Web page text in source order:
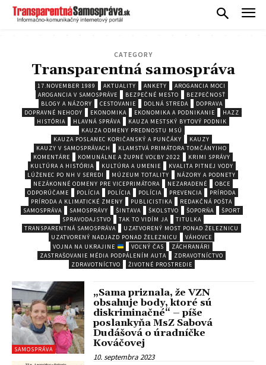
CATEGORY
Transparentná samospráva
17.NOVEMBER 1989 AKTUALITY ANKETY
AROGANCIA MOCI
AROGANCIA V SAMOSPRÁVE
BEZPEČNÉ MESTO
BEZPEČNOSŤ
BLOGY A NÁZORY
CESTOVANIE DOLNÁ STREDA
DOPRAVA
DOPRAVNÉ NEHODY
EKONOMIKA EKONOMIKA A PODNIKANIE
HAZZ
HISTÓRIA
HLAVNÁ SPRÁVA
KAUZA MESTSKÝ BYTOVÝ PODNIK
KAUZA ODMENY PREDNOSTU MSÚ
KAUZA POSLANEC KORIČANSKÝ A PUNČÁKY
KAUZY
KAUZY V SAMOSPRÁVACH
KLAMSTVÁ PRIMÁTORA TOMČÁNYIHO
KOMENTÁRE
KOMUNÁLNE A ŽUPNÉ VOĽBY 2022
KRIMI SPRÁVY
KULTÚRA A HISTÓRIA
KULTÚRA A UMENIE
KVALITA PITNEJ VODY
LÚŽENEC PO NH V SEREDI
MÚZEUM TOTALITY
NÁZORY A PODNETY
NEZÁKONNÉ ODMENY PRE VICEPRIMÁTORA
NEZARADENÉ
OBCE
ODPORÚČAME
POLÍCIA POLÍCIA POLÍCIA PREVENCIA
PRÍRODA
PRÍRODA A KLIMATICKÉ ZMENY
PUBLICISTIKA
REDAKČNÁ POŠTA
SAMOSPRÁVA
SAMOSPRÁVY ŠINTAVA ŠKOLSTVO ŠOPORŇA
ŠPORT
SPRAVODAJSTVO
TAK TO VIDÍM JA
TITULKA
TRANSPARENTNÁ SAMOSPRÁVA
UZATVORENÝ MOST PONAD ŽELEZNICU
UZATVORENÝ NADJAZD PONAD ŽELEZNICU
VÁHOVCE
VOJNA NA UKRAJINE
VOĽNÝ ČAS
ZÁCHRANÁRI
ZASTRAŠOVANIE MÉDIA PODPÁLENÍM AUTA
ZDRAVOTNÍCTVO
ZDRAVOTNÍCTVO
ŽIVOTNÉ PROSTREDIE
SAMOSPRÁVA
„Sama priznala, že VZN
obsahuje body, ktoré sú
diskriminačné“ – píše
poslankyňa MsZ Sabová
Dudášová o úradníčke
Kováčovej
10. septembra 2023